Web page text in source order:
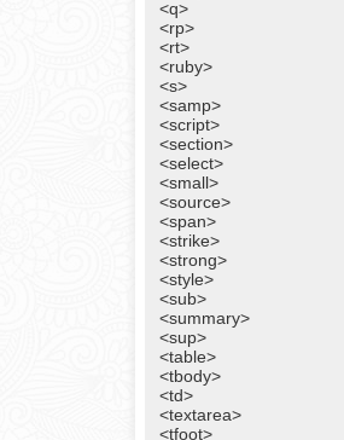
<q>
<rp>
<rt>
<ruby>
<s>
<samp>
<script>
<section>
<select>
<small>
<source>
<span>
<strike>
<strong>
<style>
<sub>
<summary>
<sup>
<table>
<tbody>
<td>
<textarea>
<tfoot>